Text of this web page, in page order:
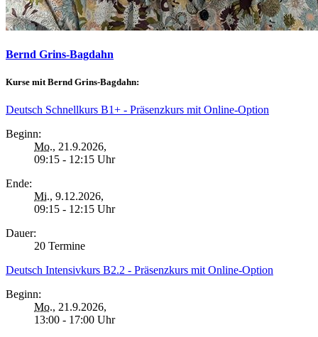
Bernd Grins-Bagdahn
Kurse mit Bernd Grins-Bagdahn:
Deutsch Schnellkurs B1+ - Präsenzkurs mit Online-Option
Beginn:
Mo., 21.9.2026,
09:15 - 12:15 Uhr
Ende:
Mi., 9.12.2026,
09:15 - 12:15 Uhr
Dauer:
20 Termine
Deutsch Intensivkurs B2.2 - Präsenzkurs mit Online-Option
Beginn:
Mo., 21.9.2026,
13:00 - 17:00 Uhr